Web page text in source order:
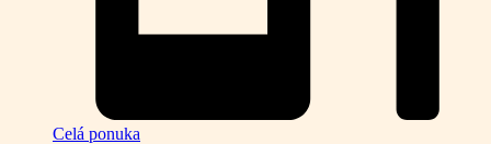
Celá ponuka